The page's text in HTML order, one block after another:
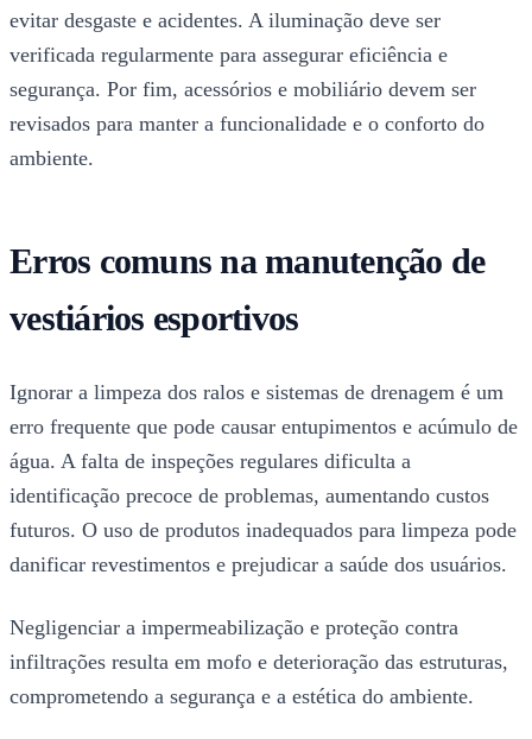
evitar desgaste e acidentes. A iluminação deve ser
verificada regularmente para assegurar eficiência e
segurança. Por fim, acessórios e mobiliário devem ser
revisados para manter a funcionalidade e o conforto do
ambiente.
Erros comuns na manutenção de
vestiários esportivos
Ignorar a limpeza dos ralos e sistemas de drenagem é um
erro frequente que pode causar entupimentos e acúmulo de
água. A falta de inspeções regulares dificulta a
identificação precoce de problemas, aumentando custos
futuros. O uso de produtos inadequados para limpeza pode
danificar revestimentos e prejudicar a saúde dos usuários.
Negligenciar a impermeabilização e proteção contra
infiltrações resulta em mofo e deterioração das estruturas,
comprometendo a segurança e a estética do ambiente.